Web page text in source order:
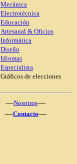
Mecánica
Electrotécnica
Educación
Artesanal & Oficios
Informática
Diseño
Idiomas
Especialista
Gráficos de elecciones
----Nosotros----
----Contacto----